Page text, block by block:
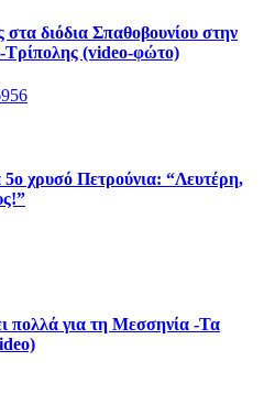
διόδια Σπαθοβουνίου στην
Τρίπολης (video-φώτο)
χρυσό Πετρούνια: “Λευτέρη,
πολλά για τη Μεσσηνία -Τα